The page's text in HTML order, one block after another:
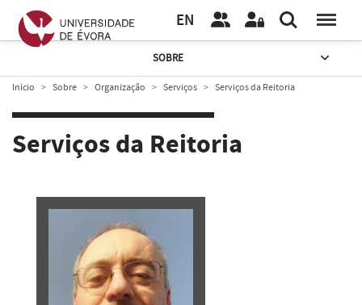
EN
SOBRE
Início Sobre Organização Serviços Serviços da Reitoria
Serviços da Reitoria